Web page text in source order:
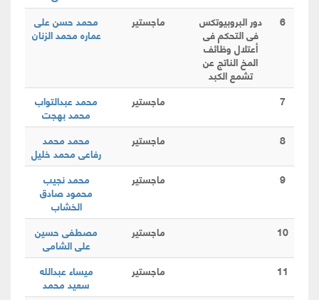
6
دور البروبيوتكس
فى التحكم فى
أعتلال وظائف
المخ الناتج عن
تشمع الكبد
ماجستير محمد حسن على
عماره محمد الزنان
7 ماجستير محمد عبدالتواب
محمد بهجت
8
ماجستير محمد محمد
رفاعى محمد خليل
9
ماجستير محمد نجيب
محمود صادق
الخشاب
10
ماجستير مصطفى حسين
على الشامى
11
ماجستير ميساء عبدالله
سعيد محمد